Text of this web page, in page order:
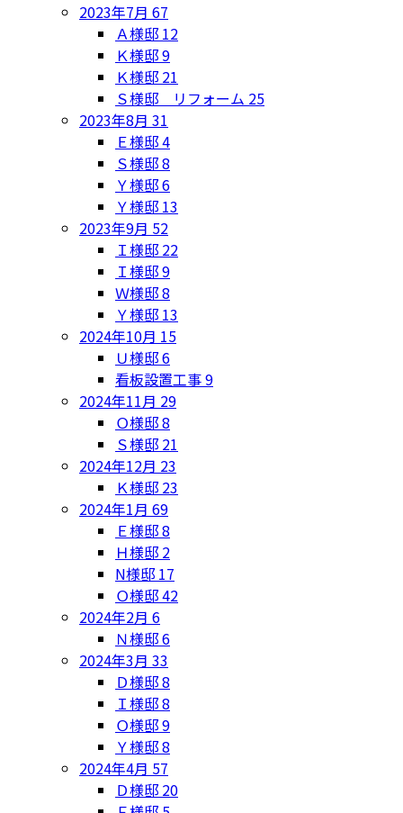
2023年7月 67
Ａ様邸 12
Ｋ様邸9
Ｋ様邸 21
Ｓ様邸 リフォーム 25
2023年8月 31
Ｅ様邸4
Ｓ様邸8
Ｙ様邸6
Ｙ様邸 13
2023年9月 52
Ｉ様邸 22
Ｉ様邸9
Ｗ様邸8
Ｙ様邸 13
2024年10月 15
Ｕ様邸6
看板設置工事9
2024年11月 29
Ｏ様邸8
Ｓ様邸 21
2024年12月 23
Ｋ様邸 23
2024年1月 69
Ｅ様邸8
Ｈ様邸 2
N様邸 17
Ｏ様邸42
2024年2月 6
Ｎ様邸6
2024年3月 33
Ｄ様邸8
Ｉ様邸8
Ｏ様邸9
Ｙ様邸8
2024年4月 57
Ｄ様邸 20